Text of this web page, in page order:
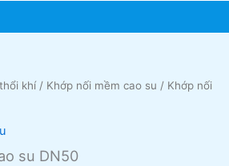
khí/ Khớp nối mềm cao su / Khớp nối
su DN50